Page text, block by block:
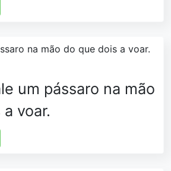
um pássaro na mão
voar.